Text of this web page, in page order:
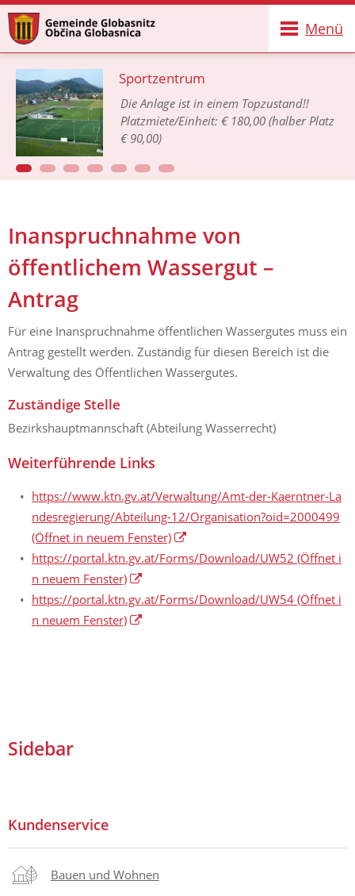
Menü
Sportzentrum
Die Anlage ist in einem Topzustand!!
Platzmiete/Einheit: € 180,00 (halber Platz
€ 90,00)
Inanspruchnahme von
öffentlichem Wassergut –
Antrag
Für eine Inanspruchnahme öffentlichen Wassergutes muss ein
Antrag gestellt werden. Zuständig für diesen Bereich ist die
Verwaltung des Öffentlichen Wassergutes.
Zuständige Stelle
Bezirkshauptmannschaft (Abteilung Wasserrecht)
Weiterführende Links
https://www.ktn.gv.at/Verwaltung/Amt-der-Kaerntner-La
ndesregierung/Abteilung-12/Organisation?oid=2000499
(Öffnet in neuem Fenster)
https://portal.ktn.gv.at/Forms/Download/UW52 (Öffnet i
n neuem Fenster)
https://portal.ktn.gv.at/Forms/Download/UW54 (Öffnet i
n neuem Fenster)
Sidebar
Kundenservice
Bauen und Wohnen